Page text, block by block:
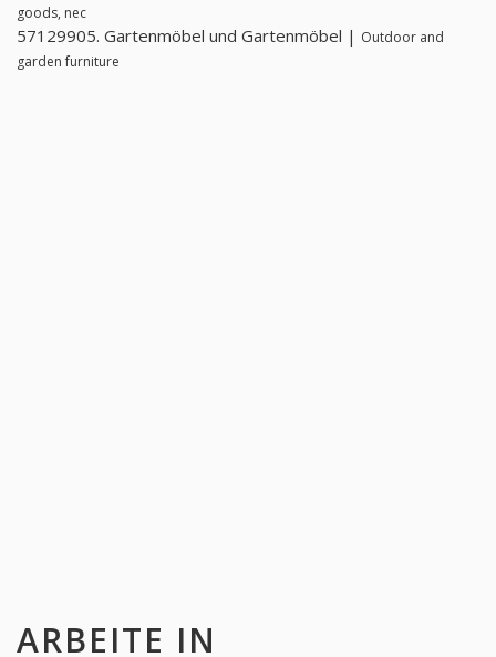
goods, nec
57129905. Gartenmöbel und Gartenmöbel | Outdoor and
garden furniture
ARBEITE IN